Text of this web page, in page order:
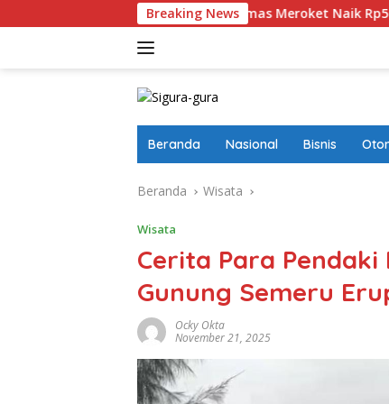
ke
Breaking News
Harga Emas Meroket Naik Rp50 Ribu, Satu
Beranda Nasional Bisnis
Beranda Wisata
Wisata
Cerita Para
Gunung Semeru
Ocky Okta
November 21, 2025